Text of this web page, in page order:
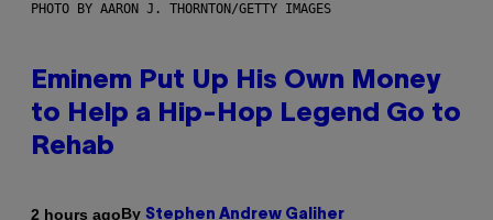
PHOTO BY AARON J. THORNTON/GETTY IMAGES
Eminem Put Up His Own Money
to Help a Hip-Hop Legend Go to
Rehab
2 hours agoBy Stephen Andrew Galiher